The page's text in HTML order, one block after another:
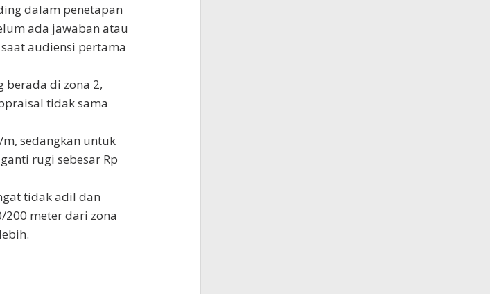
dalam penetapan
ada jawaban atau
audiensi pertama
berada di zona 2,
tidak sama
sedangkan untuk
rugi sebesar Rp
tidak adil dan
meter dari zona